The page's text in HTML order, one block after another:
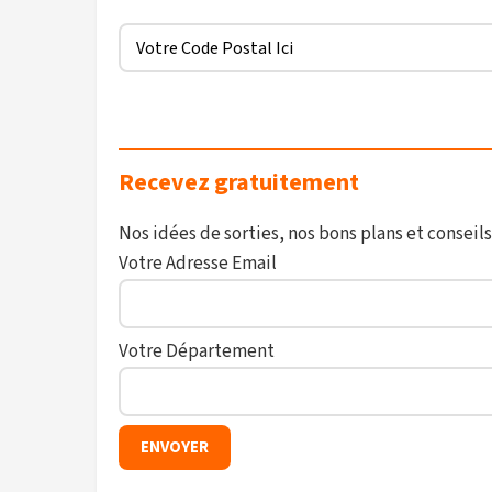
Recevez gratuitement
Nos idées de sorties, nos bons plans et
Votre Adresse Email
Votre Département